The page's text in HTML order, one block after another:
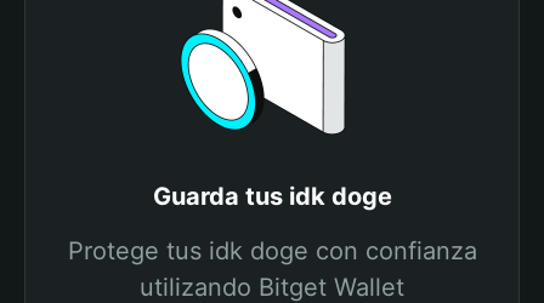
Guarda tus idk doge
Protege tus idk doge con confianza
utilizando Bitget Wallet